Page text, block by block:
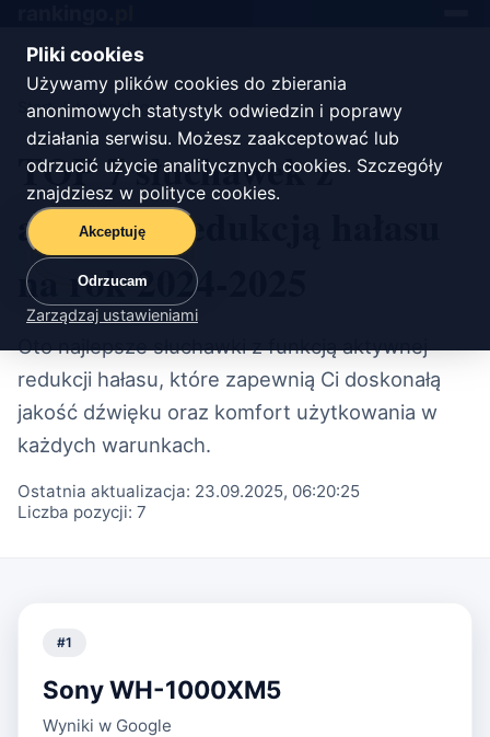
Pliki cookies
Używamy plików cookies do zbierania
anonimowych statystyk odwiedzin i poprawy
działania serwisu. Możesz zaakceptować lub
odrzucić użycie analitycznych cookies. Szczegóły
znajdziesz w polityce cookies.
Akceptuję
Odrzucam
Zarządzaj ustawieniami
Start/technologie
TOP 7 słuchawek z
aktywną redukcją hałasu
na rok 2024-2025
Oto najlepsze słuchawki z funkcją aktywnej
redukcji hałasu, które zapewnią Ci doskonałą
jakość dźwięku oraz komfort użytkowania w
każdych warunkach.
Ostatnia aktualizacja: 23.09.2025, 06:20:25
Liczba pozycji: 7
#1
Sony WH-1000XM5
Wyniki w Google